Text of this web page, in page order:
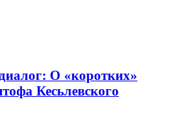
О «коротких»
Кесьлевского